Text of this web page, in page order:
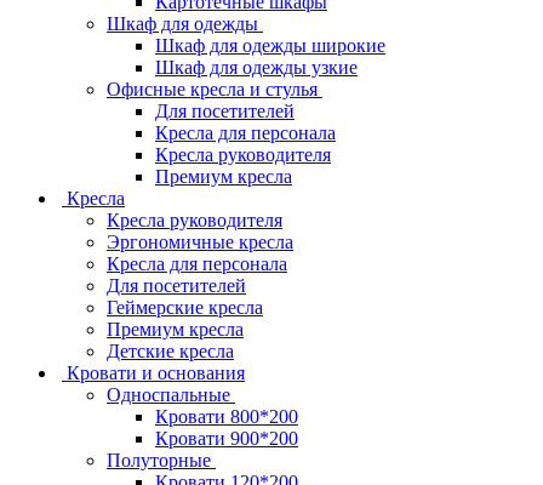
Шкаф для одежды
Шкаф для одежды широкие
Шкаф для одежды узкие
Офисные кресла и стулья
Для посетителей
Кресла для персонала
Кресла руководителя
Премиум кресла
Кресла
Кресла руководителя
Эргономичные кресла
Кресла для персонала
Для посетителей
Геймерские кресла
Премиум кресла
Детские кресла
Кровати и основания
Односпальные
Кровати 800*200
Кровати 900*200
Полуторные